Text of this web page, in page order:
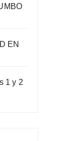
EN
1 y 2